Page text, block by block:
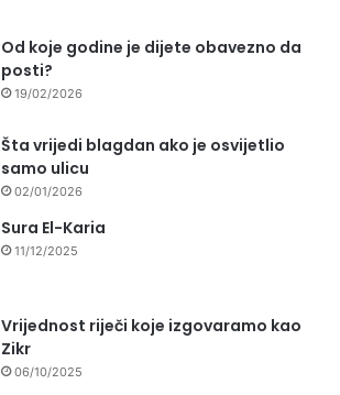
Od koje godine je dijete obavezno da
posti?
19/02/2026
Šta vrijedi blagdan ako je osvijetlio
samo ulicu
02/01/2026
Sura El-Karia
11/12/2025
Vrijednost riječi koje izgovaramo kao
Zikr
06/10/2025